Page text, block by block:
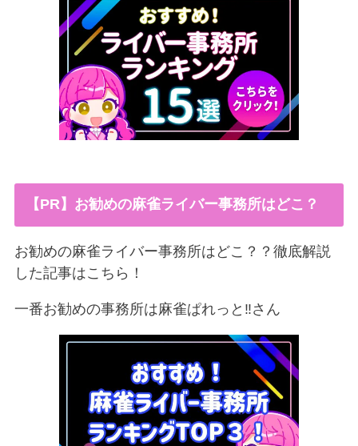
【PR】お勧めの麻雀ライバー事務所はどこ？
お勧めの麻雀ライバー事務所はどこ？？徹底解説
した記事はこちら！
一番お勧めの事務所は麻雀ぱれっと‼︎さん